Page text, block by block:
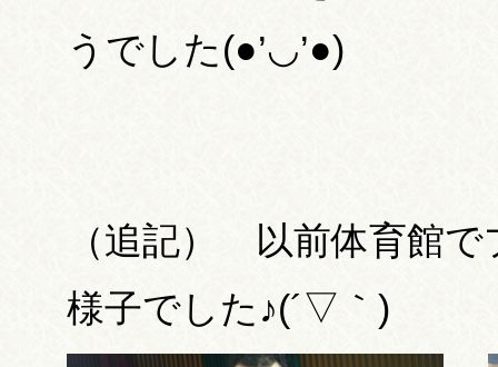
うでした(●’◡’●)
（追記） 以前体育館
様子でした♪(´▽｀)